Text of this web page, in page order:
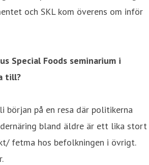
och SKL kom överens om inför
Special Foods seminarium i
till?
början på en resa där politikerna
bland äldre är ett lika stort
fetma hos befolkningen i övrigt.